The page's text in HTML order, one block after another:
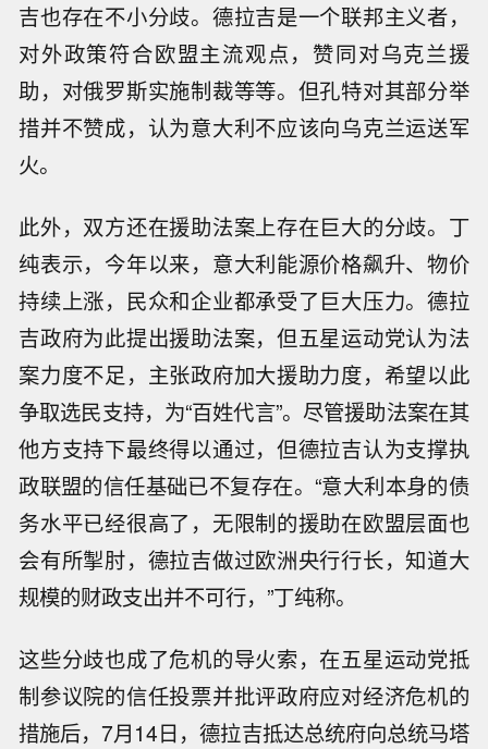
吉也存在不小分歧。德拉吉是一个联邦主义者，
对外政策符合欧盟主流观点，赞同对乌克兰援
助，对俄罗斯实施制裁等等。但孔特对其部分举
措并不赞成，认为意大利不应该向乌克兰运送军
火。
此外，双方还在援助法案上存在巨大的分歧。丁
纯表示，今年以来，意大利能源价格飙升、物价
持续上涨，民众和企业都承受了巨大压力。德拉
吉政府为此提出援助法案，但五星运动党认为法
案力度不足，主张政府加大援助力度，希望以此
争取选民支持，为“百姓代言”。尽管援助法案在其
他方支持下最终得以通过，但德拉吉认为支撑执
政联盟的信任基础已不复存在。“意大利本身的债
务水平已经很高了，无限制的援助在欧盟层面也
会有所掣肘，德拉吉做过欧洲央行行长，知道大
规模的财政支出并不可行，”丁纯称。
这些分歧也成了危机的导火索，在五星运动党抵
制参议院的信任投票并批评政府应对经济危机的
措施后，7月14日，德拉吉抵达总统府向总统马塔